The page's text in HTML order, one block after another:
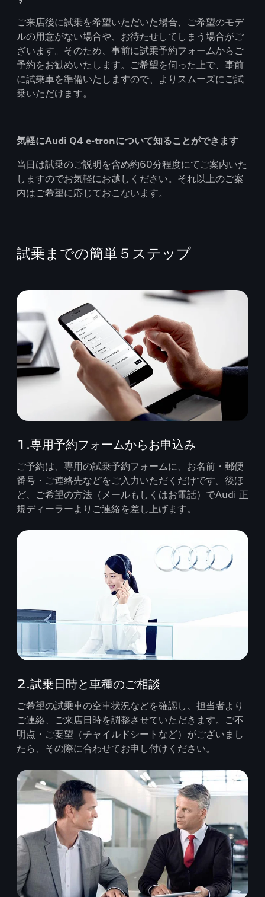
ご来店後に試乗を希望いただいた場合、ご希望のモデ
ルの用意がない場合や、お待たせしてしまう場合がご
ざいます。そのため、事前に試乗予約フォームからご
予約をお勧めいたします。ご希望を伺った上で、事前
に試乗車を準備いたしますので、よりスムーズにご試
乗いただけます。
気軽にAudi Q4 e-tronについて知ることができます
当日は試乗のご説明を含め約60分程度にてご案内いた
しますのでお気軽にお越しください。それ以上のご案
内はご希望に応じておこないます。
試乗までの簡単５ステップ
1.専用予約フォームからお申込み
ご予約は、専用の試乗予約フォームに、お名前・郵便
番号・ご連絡先などをご入力いただくだけです。後ほ
ど、ご希望の方法（メールもしくはお電話）でAudi 正
規ディーラーよりご連絡を差し上げます。
2.試乗日時と車種のご相談
ご希望の試乗車の空車状況などを確認し、担当者より
ご連絡、ご来店日時を調整させていただきます。ご不
明点・ご要望（チャイルドシートなど）がございまし
たら、その際に合わせてお申し付けください。